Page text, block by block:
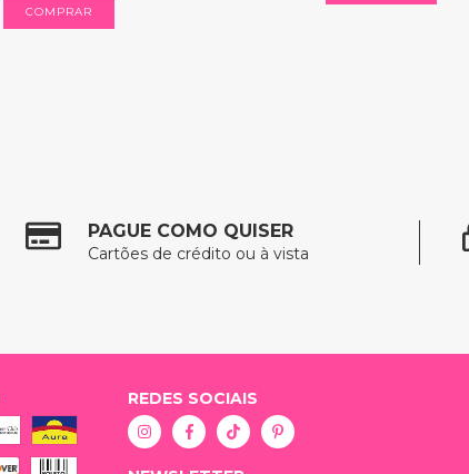
COMPRAR
PAGUE COMO QUISER
Cartões de crédito ou à vista
REDES SOCIAIS